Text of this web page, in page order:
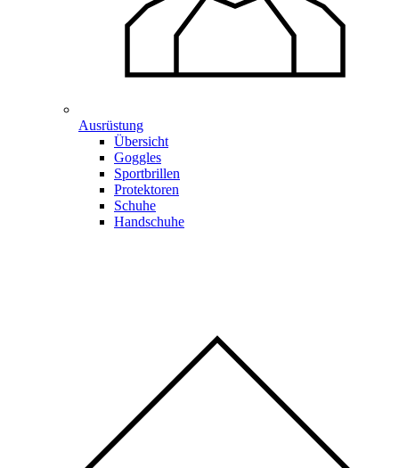
Ausrüstung
Übersicht
Goggles
Sportbrillen
Protektoren
Schuhe
Handschuhe